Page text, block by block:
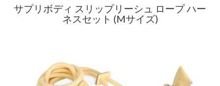
サプリボディ スリップリーシュ ロープ ハー
ネスセット (Mサイズ)